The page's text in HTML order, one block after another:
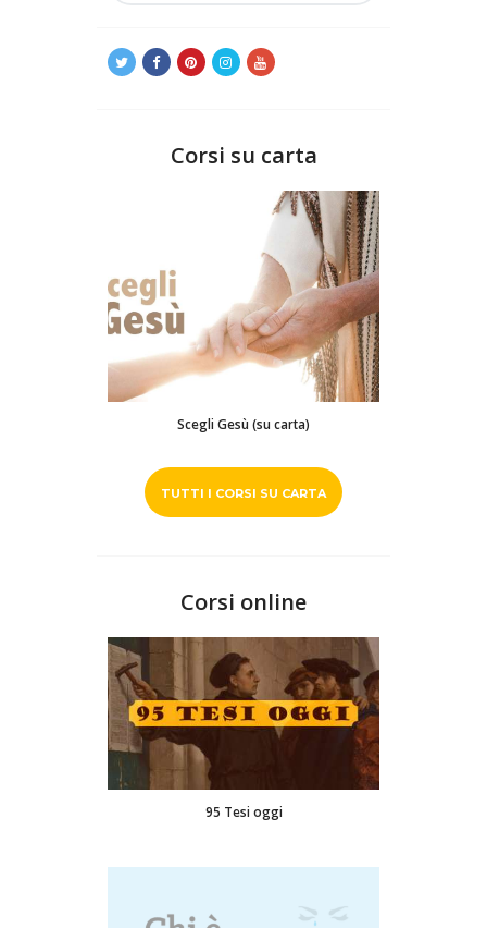
Corsi su carta
Scegli Gesù (su carta)
TUTTI I CORSI SU CARTA
Corsi online
95 Tesi oggi